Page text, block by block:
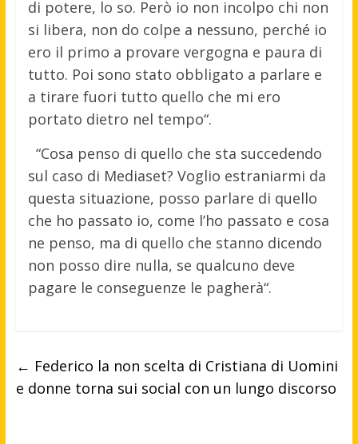
di potere, lo so. Però io non incolpo chi non
si libera, non do colpe a nessuno, perché io
ero il primo a provare vergogna e paura di
tutto. Poi sono stato obbligato a parlare e
a tirare fuori tutto quello che mi ero
portato dietro nel tempo“.
“Cosa penso di quello che sta succedendo
sul caso di Mediaset? Voglio estraniarmi da
questa situazione, posso parlare di quello
che ho passato io, come l’ho passato e cosa
ne penso, ma di quello che stanno dicendo
non posso dire nulla, se qualcuno deve
pagare le conseguenze le pagherà“.
← Federico la non scelta di Cristiana di Uomini
e donne torna sui social con un lungo discorso